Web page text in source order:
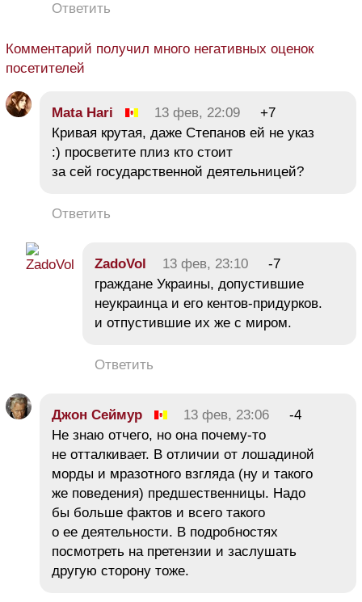
Ответить
Комментарий получил много негативных оценок
посетителей
Mata Hari 13 фев, 22:09
+7
Кривая крутая, даже Степанов ей не указ
:) просветите плиз кто стоит
за сей государственной деятельницей?
Ответить
ZadoVol 13 фев, 23:10
-7
граждане Украины, допустившие
неукраинца и его кентов-придурков.
и отпустившие их же с миром.
Ответить
Джон Сеймур 13 фев, 23:06
-4
Не знаю отчего, но она почему-то
не отталкивает. В отличии от лошадиной
морды и мразотного взгляда (ну и такого
же поведения) предшественницы. Надо
бы больше фактов и всего такого
о ее деятельности. В подробностях
посмотреть на претензии и заслушать
другую сторону тоже.